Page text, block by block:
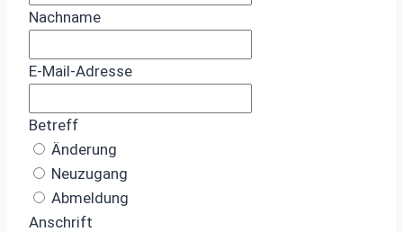
Feld
leer
Nachname
E-Mail-Adresse
Betreff
Änderung
Neuzugang
Abmeldung
Anschrift